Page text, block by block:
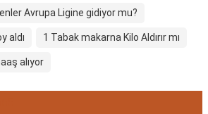
Avrupa Ligine gidiyor mu?
aldı 1 Tabak makarna Kilo Aldırır mı
alıyor